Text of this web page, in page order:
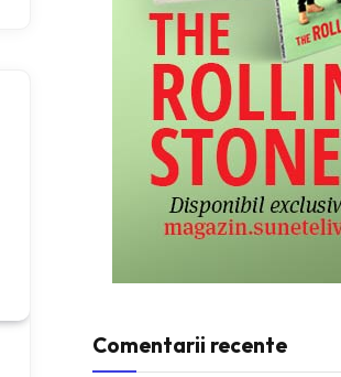
Comentarii recente